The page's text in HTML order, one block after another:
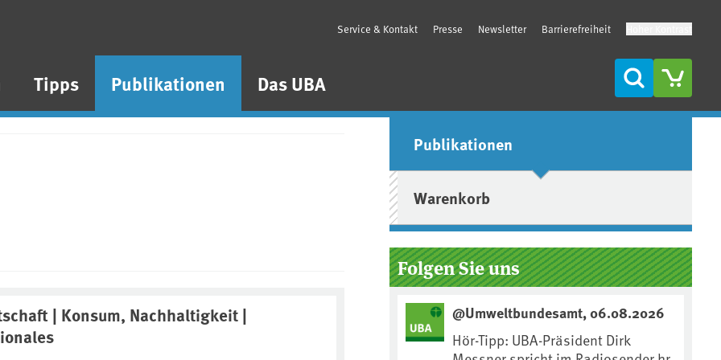
Tipps Publikationen Das UBA
Service & Kontakt Presse Newsletter Barrierefreiheit
Suche
| Konsum, Nachhaltigkeit |
Seitenleiste
Publikationen
Warenkorb
Folgen Sie uns
@Umweltbundesamt, 06.08.2026
Hör-Tipp: UBA-Präsident Dirk